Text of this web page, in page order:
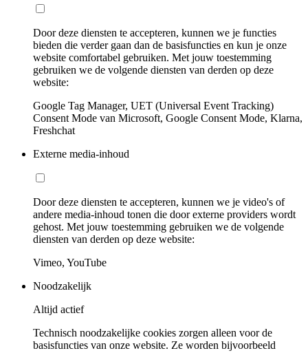
Door deze diensten te accepteren, kunnen we je functies
bieden die verder gaan dan de basisfuncties en kun je onze
website comfortabel gebruiken. Met jouw toestemming
gebruiken we de volgende diensten van derden op deze
website:
Google Tag Manager, UET (Universal Event Tracking)
Consent Mode van Microsoft, Google Consent Mode, Klarna,
Freshchat
Externe media-inhoud
Door deze diensten te accepteren, kunnen we je video's of
andere media-inhoud tonen die door externe providers wordt
gehost. Met jouw toestemming gebruiken we de volgende
diensten van derden op deze website:
Vimeo, YouTube
Noodzakelijk
Altijd actief
Technisch noodzakelijke cookies zorgen alleen voor de
basisfuncties van onze website. Ze worden bijvoorbeeld